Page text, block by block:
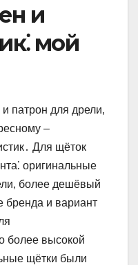
и
мой
патрон для дрели‚
–
Для щёток
оригинальные
более дешёвый
бренда и вариант
более высокой
щётки были